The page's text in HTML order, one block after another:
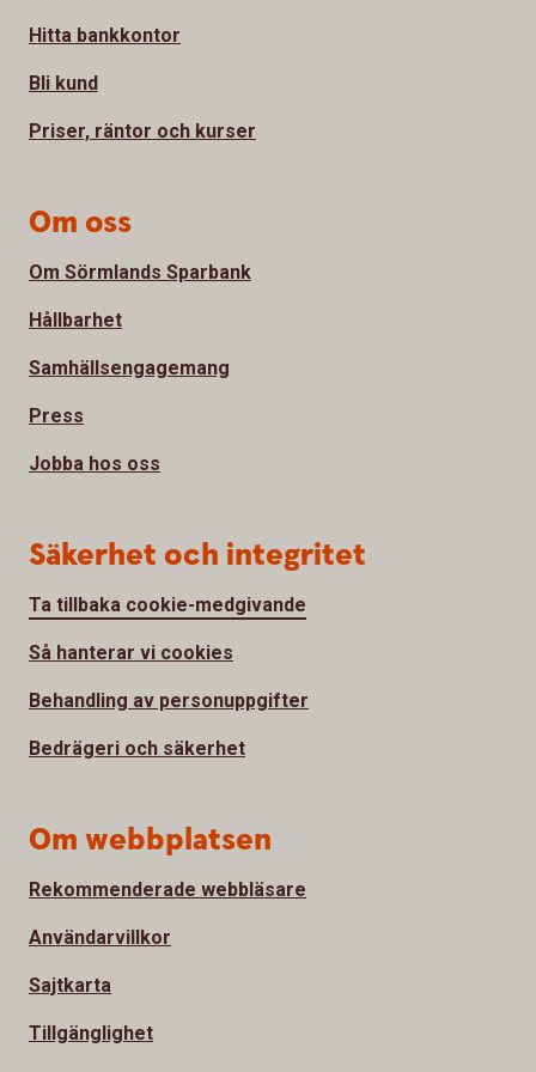
Hitta bankkontor
Bli kund
Priser, räntor och kurser
Om oss
Om Sörmlands Sparbank
Hållbarhet
Samhällsengagemang
Press
Jobba hos oss
Säkerhet och integritet
Ta tillbaka cookie-medgivande
Så hanterar vi cookies
Behandling av personuppgifter
Bedrägeri och säkerhet
Om webbplatsen
Rekommenderade webbläsare
Användarvillkor
Sajtkarta
Tillgänglighet